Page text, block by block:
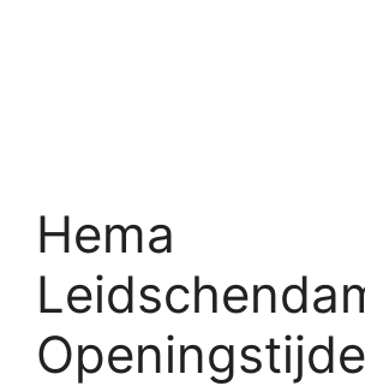
Hema